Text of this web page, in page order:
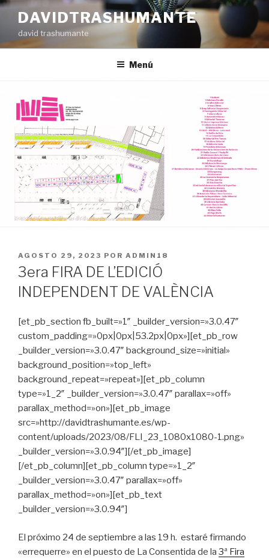
Ir
contenido
DAVIDTRASHUMANTE
david trashumante
Menú
PUBLICADO
EN
AGOSTO 29, 2023 POR ADMIN18
3era FIRA DE L’EDICIÓ
INDEPENDENT DE VALÈNCIA
[et_pb_section fb_built=»1″ _builder_version=»3.0.47″
custom_padding=»0px|0px|53.2px|0px»][et_pb_row
_builder_version=»3.0.47″ background_size=»initial»
background_position=»top_left»
background_repeat=»repeat»][et_pb_column
type=»1_2″ _builder_version=»3.0.47″ parallax=»off»
parallax_method=»on»][et_pb_image
src=»http://davidtrashumante.es/wp-
content/uploads/2023/08/FLI_23_1080x1080-1.png»
_builder_version=»3.0.94″][/et_pb_image]
[/et_pb_column][et_pb_column type=»1_2″
_builder_version=»3.0.47″ parallax=»off»
parallax_method=»on»][et_pb_text
_builder_version=»3.0.94″]
El próximo 24 de septiembre a las 19 h. estaré firmando
«errequerre» en el puesto de La Consentida de la 3ª Fira